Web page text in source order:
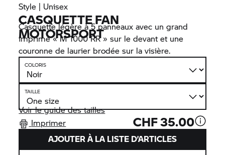
Style | Unisex
CASQUETTE FAN
MOTORSPORT
Casquette légère à 5 panneaux avec un grand
imprimé «M 1000 RR» sur le devant et une
couronne de laurier brodée sur la visière.
COLORIS
TAILLE
Voir le guide des tailles
Imprimer
CHF 35.00
AJOUTER À LA LISTE D’ARTICLES